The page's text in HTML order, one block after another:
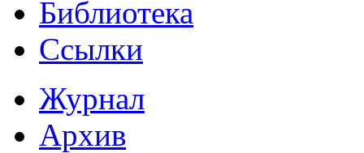
Библиотека
Ссылки
Журнал
Архив